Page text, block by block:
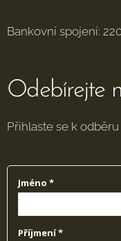
Bankovní spojení:
Odebírejte
Přihlaste se k